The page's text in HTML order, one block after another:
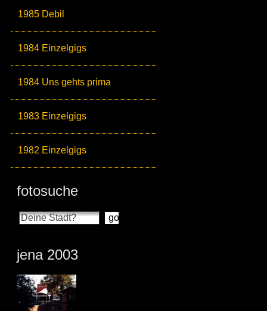
1985 Debil
1984 Einzelgigs
1984 Uns gehts prima
1983 Einzelgigs
1982 Einzelgigs
fotosuche
jena 2003